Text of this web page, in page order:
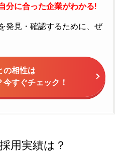
分に合った企業がわかる!
発見・確認するために、ぜ
の相性は
今すぐチェック！
用実績は？